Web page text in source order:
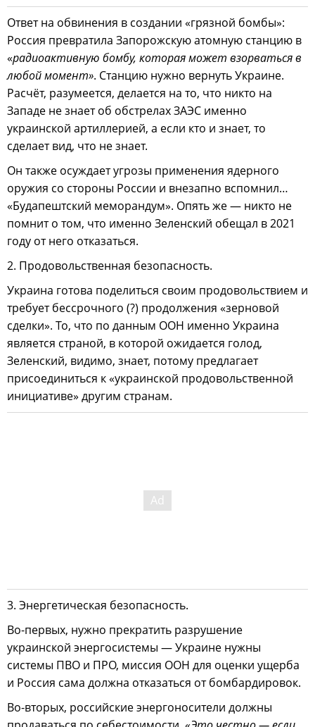
Ответ на обвинения в создании «грязной бомбы»:
Россия превратила Запорожскую атомную станцию в
«радиоактивную бомбу, которая может взорваться в
любой момент». Станцию нужно вернуть Украине.
Расчёт, разумеется, делается на то, что никто на
Западе не знает об обстрелах ЗАЭС именно
украинской артиллерией, а если кто и знает, то
сделает вид, что не знает.
Он также осуждает угрозы применения ядерного
оружия со стороны России и внезапно вспомнил…
«Будапештский меморандум». Опять же — никто не
помнит о том, что именно Зеленский обещал в 2021
году от него отказаться.
2. Продовольственная безопасность.
Украина готова поделиться своим продовольствием и
требует бессрочного (?) продолжения «зерновой
сделки». То, что по данным ООН именно Украина
является страной, в которой ожидается голод,
Зеленский, видимо, знает, потому предлагает
присоединиться к «украинской продовольственной
инициативе» другим странам.
3. Энергетическая безопасность.
Во-первых, нужно прекратить разрушение
украинской энергосистемы — Украине нужны
системы ПВО и ПРО, миссия ООН для оценки ущерба
и Россия сама должна отказаться от бомбардировок.
Во-вторых, российские энергоносители должны